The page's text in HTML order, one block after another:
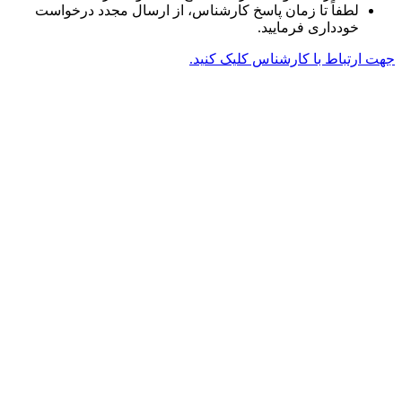
لطفاً تا زمان پاسخ کارشناس، از ارسال مجدد درخواست
خودداری فرمایید.
جهت ارتباط با کارشناس کلیک کنید.